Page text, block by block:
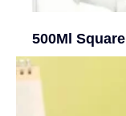
500Ml